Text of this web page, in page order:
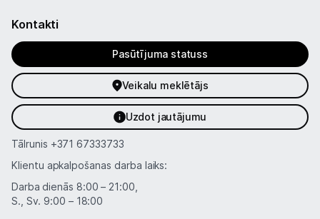
Kontakti
Pasūtījuma statuss
Veikalu meklētājs
Uzdot jautājumu
Tālrunis +371 67333733
Klientu apkalpošanas darba laiks:
Darba dienās 8:00 – 21:00,
S., Sv. 9:00 – 18:00